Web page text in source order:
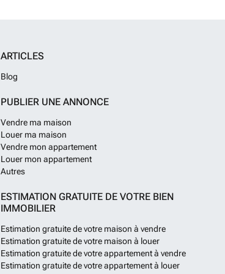
ARTICLES
Blog
PUBLIER UNE ANNONCE
Vendre ma maison
Louer ma maison
Vendre mon appartement
Louer mon appartement
Autres
ESTIMATION GRATUITE DE VOTRE BIEN
IMMOBILIER
Estimation gratuite de votre maison à vendre
Estimation gratuite de votre maison à louer
Estimation gratuite de votre appartement à vendre
Estimation gratuite de votre appartement à louer